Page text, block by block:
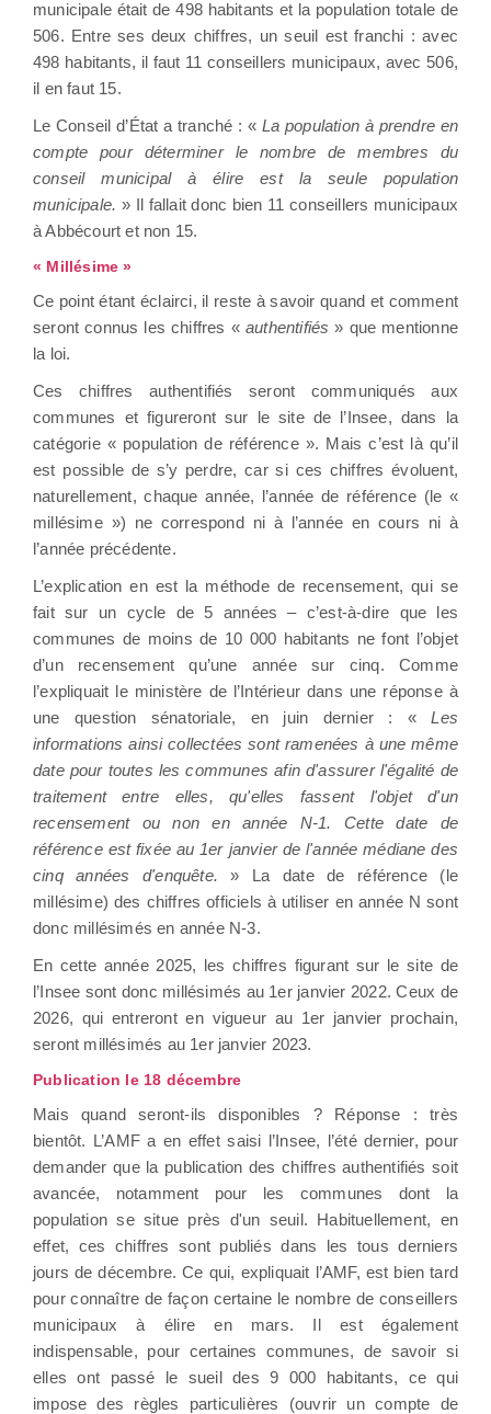
municipale était de 498 habitants et la population totale de
506. Entre ses deux chiffres, un seuil est franchi : avec
498 habitants, il faut 11 conseillers municipaux, avec 506,
il en faut 15.
Le Conseil d’État a tranché : « La population à prendre en
compte pour déterminer le nombre de membres du
conseil municipal à élire est la seule population
municipale. » Il fallait donc bien 11 conseillers municipaux
à Abbécourt et non 15.
« Millésime »
Ce point étant éclairci, il reste à savoir quand et comment
seront connus les chiffres « authentifiés» que mentionne
la loi.
Ces chiffres authentifiés seront communiqués aux
communes et figureront sur le site de l’Insee, dans la
catégorie « population de référence ». Mais c’est là qu’il
est possible de s’y perdre, car si ces chiffres évoluent,
naturellement, chaque année, l’année de référence (le «
millésime ») ne correspond ni à l’année en cours ni à
l’année précédente.
L’explication en est la méthode de recensement, qui se
fait sur un cycle de 5 années – c’est-à-dire que les
communes de moins de 10 000 habitants ne font l’objet
d’un recensement qu’une année sur cinq. Comme
l’expliquait le ministère de l’Intérieur dans une réponse à
une question sénatoriale, en juin dernier : « Les
informations ainsi collectées sont ramenées à une même
date pour toutes les communes afin d'assurer l'égalité de
traitement entre elles, qu'elles fassent l'objet d'un
recensement ou non en année N-1. Cette date de
référence est fixée au 1er janvier de l'année médiane des
cinq années d'enquête. » La date de référence (le
millésime) des chiffres officiels à utiliser en année N sont
donc millésimés en année N-3.
En cette année 2025, les chiffres figurant sur le site de
l’Insee sont donc millésimés au 1er janvier 2022. Ceux de
2026, qui entreront en vigueur au 1er janvier prochain,
seront millésimés au 1er janvier 2023.
Publication le 18 décembre
Mais quand seront-ils disponibles ? Réponse : très
bientôt. L’AMF a en effet saisi l’Insee, l’été dernier, pour
demander que la publication des chiffres authentifiés soit
avancée, notamment pour les communes dont la
population se situe près d'un seuil. Habituellement, en
effet, ces chiffres sont publiés dans les tous derniers
jours de décembre. Ce qui, expliquait l’AMF, est bien tard
pour connaître de façon certaine le nombre de conseillers
municipaux à élire en mars. Il est également
indispensable, pour certaines communes, de savoir si
elles ont passé le sueil des 9 000 habitants, ce qui
impose des règles particulières (ouvrir un compte de